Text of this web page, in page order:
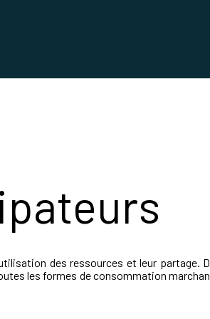
des ressources et leur partage.
les formes de consommation